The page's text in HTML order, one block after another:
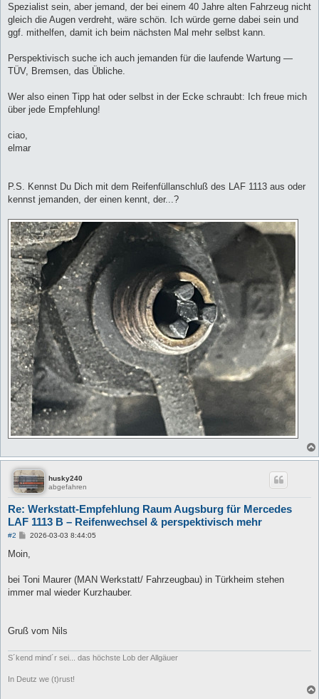
Spezialist sein, aber jemand, der bei einem 40 Jahre alten Fahrzeug nicht
gleich die Augen verdreht, wäre schön. Ich würde gerne dabei sein und
ggf. mithelfen, damit ich beim nächsten Mal mehr selbst kann.
Perspektivisch suche ich auch jemanden für die laufende Wartung —
TÜV, Bremsen, das Übliche.
Wer also einen Tipp hat oder selbst in der Ecke schraubt: Ich freue mich
über jede Empfehlung!
ciao,
elmar
P.S. Kennst Du Dich mit dem Reifenfüllanschluß des LAF 1113 aus oder
kennst jemanden, der einen kennt, der...?
husky240
abgefahren
Re: Werkstatt-Empfehlung Raum Augsburg für Mercedes
LAF 1113 B – Reifenwechsel & perspektivisch mehr
#2
B
i
t
a
2026-03-03 8:44:05
Moin,
bei Toni Maurer (MAN Werkstatt/ Fahrzeugbau) in Türkheim stehen
immer mal wieder Kurzhauber.
Gruß vom Nils
S´kend mind´r sei... das höchste Lob der Allgäuer
In Deutz we (t)rust!